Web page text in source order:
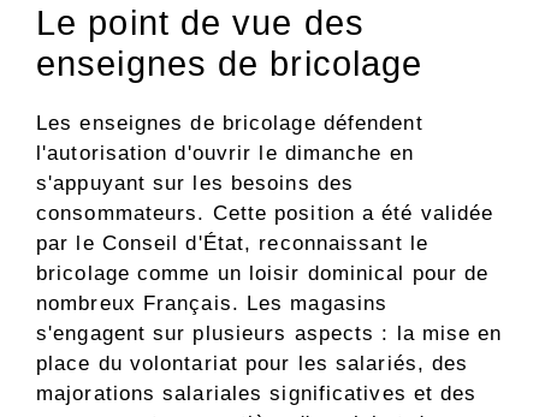
Le point de vue des
enseignes de bricolage
Les enseignes de bricolage défendent
l'autorisation d'ouvrir le dimanche en
s'appuyant sur les besoins des
consommateurs. Cette position a été validée
par le Conseil d'État, reconnaissant le
bricolage comme un loisir dominical pour de
nombreux Français. Les magasins
s'engagent sur plusieurs aspects : la mise en
place du volontariat pour les salariés, des
majorations salariales significatives et des